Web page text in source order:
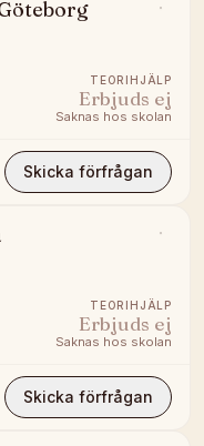
TEORIHJÄLP
Erbjuds ej
Saknas hos skolan
Skicka förfrågan
TEORIHJÄLP
Erbjuds ej
Saknas hos skolan
Skicka förfrågan